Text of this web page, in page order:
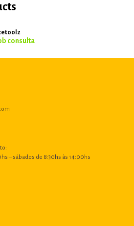
– sábados de 8:30hs às 14:00hs